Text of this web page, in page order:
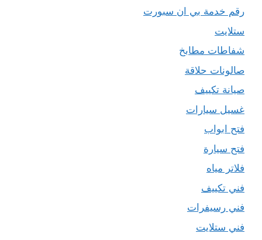
رقم خدمة بي ان سبورت
ستلايت
شفاطات مطابخ
صالونات حلاقة
صيانة تكييف
غسيل سيارات
فتح ابواب
فتح سيارة
فلاتر مياه
فني تكييف
فني رسيفرات
فني ستلايت